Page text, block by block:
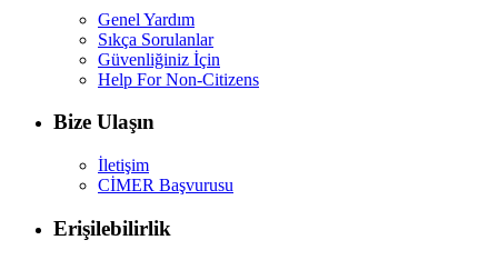
Genel Yardım
Sıkça Sorulanlar
Güvenliğiniz İçin
Help For Non-Citizens
Bize Ulaşın
İletişim
CİMER Başvurusu
Erişilebilirlik